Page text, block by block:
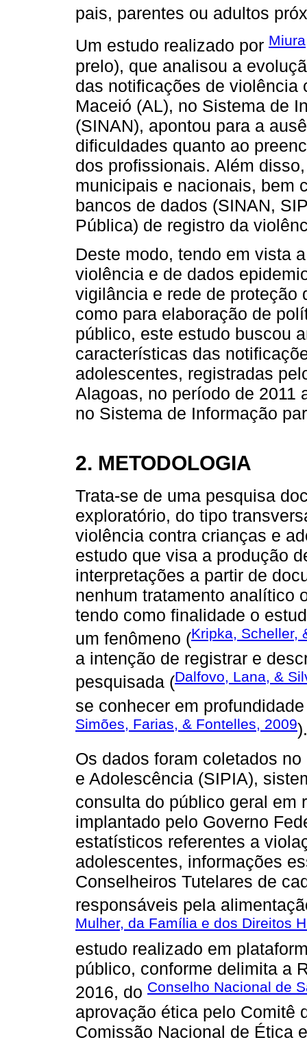
pais, parentes ou adultos
Um estudo realizado por
prelo), que analisou a
das notificações de violência
Maceió (AL), no Sistema de
(SINAN), apontou para a
dificuldades quanto ao
dos profissionais. Além
municipais e nacionais, bem
bancos de dados (SINAN,
Pública) de registro da
Deste modo, tendo em vista
violência e de dados
vigilância e rede de proteção
como para elaboração de
público, este estudo buscou
características das
adolescentes, registradas
Alagoas, no período de 2011
no Sistema de Informação
2. METODOLOGIA
Trata-se de uma pesquisa
exploratório, do tipo
violência contra crianças e
estudo que visa a produção
interpretações a partir de
nenhum tratamento analítico
tendo como finalidade o
um fenômeno (Kripka, Scheller,
a intenção de registrar e
pesquisada (Dalfovo, Lana, &
se conhecer em
Simões, Farias, & Fontelles, 2009).
Os dados foram coletados
e Adolescência (SIPIA),
consulta do público geral em
implantado pelo Governo
estatísticos referentes a
adolescentes, informações
Conselheiros Tutelares de
responsáveis pela
Mulher, da Família e dos Direitos
estudo realizado em
público, conforme delimita a
2016, do Conselho Nacional de
aprovação ética pelo Comitê
Comissão Nacional de Ética